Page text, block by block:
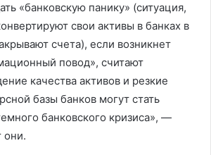
«банковскую панику» (ситуация,
свои активы в банках в
счета), если возникнет
повод», считают
качества активов и резкие
базы банков могут стать
банковского кризиса», —
они.